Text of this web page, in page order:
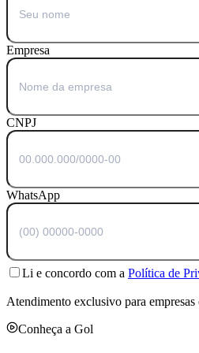
Empresa
CNPJ
WhatsApp
Li e concordo com a Política de
Atendimento exclusivo para
Conheça a Gol